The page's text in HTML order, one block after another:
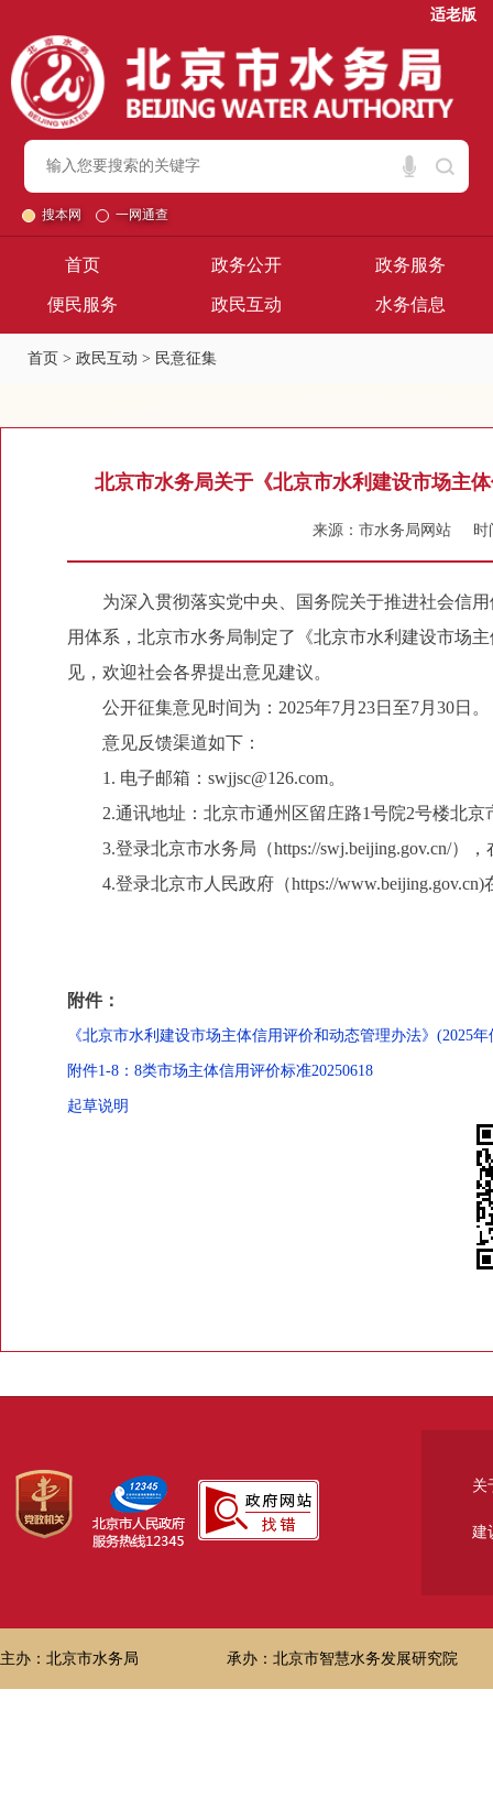
适老版
搜本网 一网通查
首页 政务公开 政务服务
便民服务 政民互动 水务信息
首页 > 政民互动 > 民意征集
北京市水务局关于《北京市水利建设市场主
来源：市水务局网站 时
为深入贯彻落实党中央、国务院关于推进社会信
用体系，北京市水务局制定了《北京市水利建设市场
见，欢迎社会各界提出意见建议。
公开征集意见时间为：2025年7月23日至7月30日。
意见反馈渠道如下：
1. 电子邮箱：swjjsc@126.com。
2.通讯地址：北京市通州区留庄路1号院2号楼北
3.登录北京市水务局（https://swj.beijing.gov.cn/）
4.登录北京市人民政府（https://
附件：
《北京市水利建设市场主体信用评价和动态管理办法》(2025年
附件1-8：8类市场主体信用评价标准20250618
起草说明
关
建
主办：北京市水务局 承办：北京市智慧水务发展研究院